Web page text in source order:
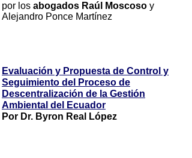
Evaluación y Propuesta de Control y
Seguimiento del Proceso de
Descentralización de la Gestión
Ambiental del Ecuador
Por Dr. Byron Real López
por los abogados Raúl Moscoso y
Alejandro Ponce Martínez